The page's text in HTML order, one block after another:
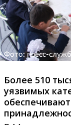
Фото: пресс-
Более 510
уязвимых